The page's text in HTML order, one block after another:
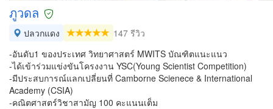
ภูวดล
ปลวกแดง
147 รีวิว
-อันดับ1 ของประเทศ วิทยาศาสตร์ MWITS บัณฑิตแนะแนว
-ได้เข้าร่วมแข่งขันโครงงาน YSC(Young Scientist Competition)
-มีประสบการณ์แลกเปลี่ยนที่ Camborne Scienece & International
Academy (CSIA)
-คณิตศาสตร์วิชาสามัญ 100 คะแนนเต็ม